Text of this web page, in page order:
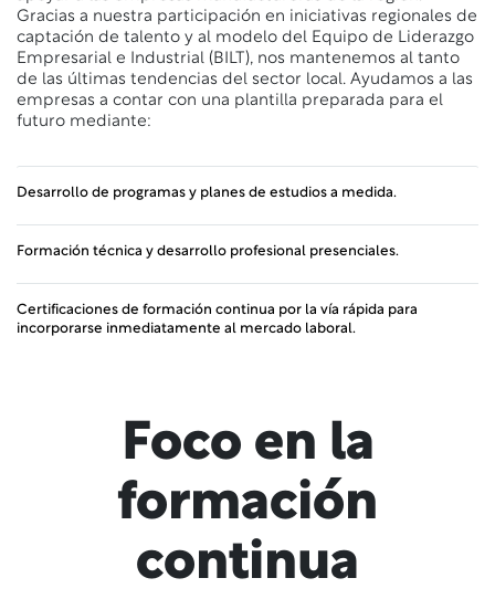
Gracias a nuestra participación en iniciativas regionales de
captación de talento y al modelo del Equipo de Liderazgo
Empresarial e Industrial (BILT), nos mantenemos al tanto
de las últimas tendencias del sector local. Ayudamos a las
empresas a contar con una plantilla preparada para el
futuro mediante:
Desarrollo de programas y planes de estudios a medida.
Formación técnica y desarrollo profesional presenciales.
Certificaciones de formación continua por la vía rápida para
incorporarse inmediatamente al mercado laboral.
Foco en la
formación
continua